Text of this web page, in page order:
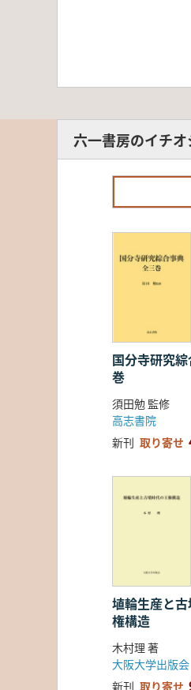
六一書房のイチオ
国分寺研究
巻
須田勉 監修
高志書院
新刊 取り寄せ
埴輪生産と
権構造
木村理 著
大阪大学出版会
新刊 取り寄せ